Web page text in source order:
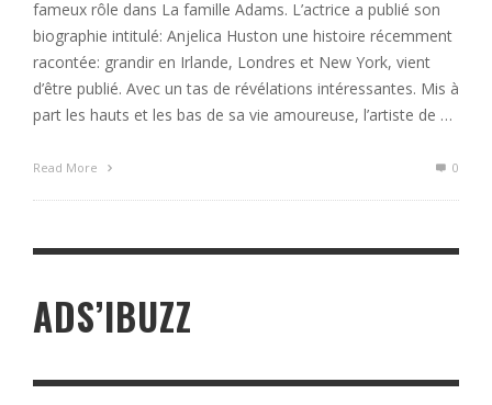
fameux rôle dans La famille Adams. L’actrice a publié son
biographie intitulé: Anjelica Huston une histoire récemment
racontée: grandir en Irlande, Londres et New York, vient
d’être publié. Avec un tas de révélations intéressantes. Mis à
part les hauts et les bas de sa vie amoureuse, l’artiste de …
Read More 0
ADS’IBUZZ